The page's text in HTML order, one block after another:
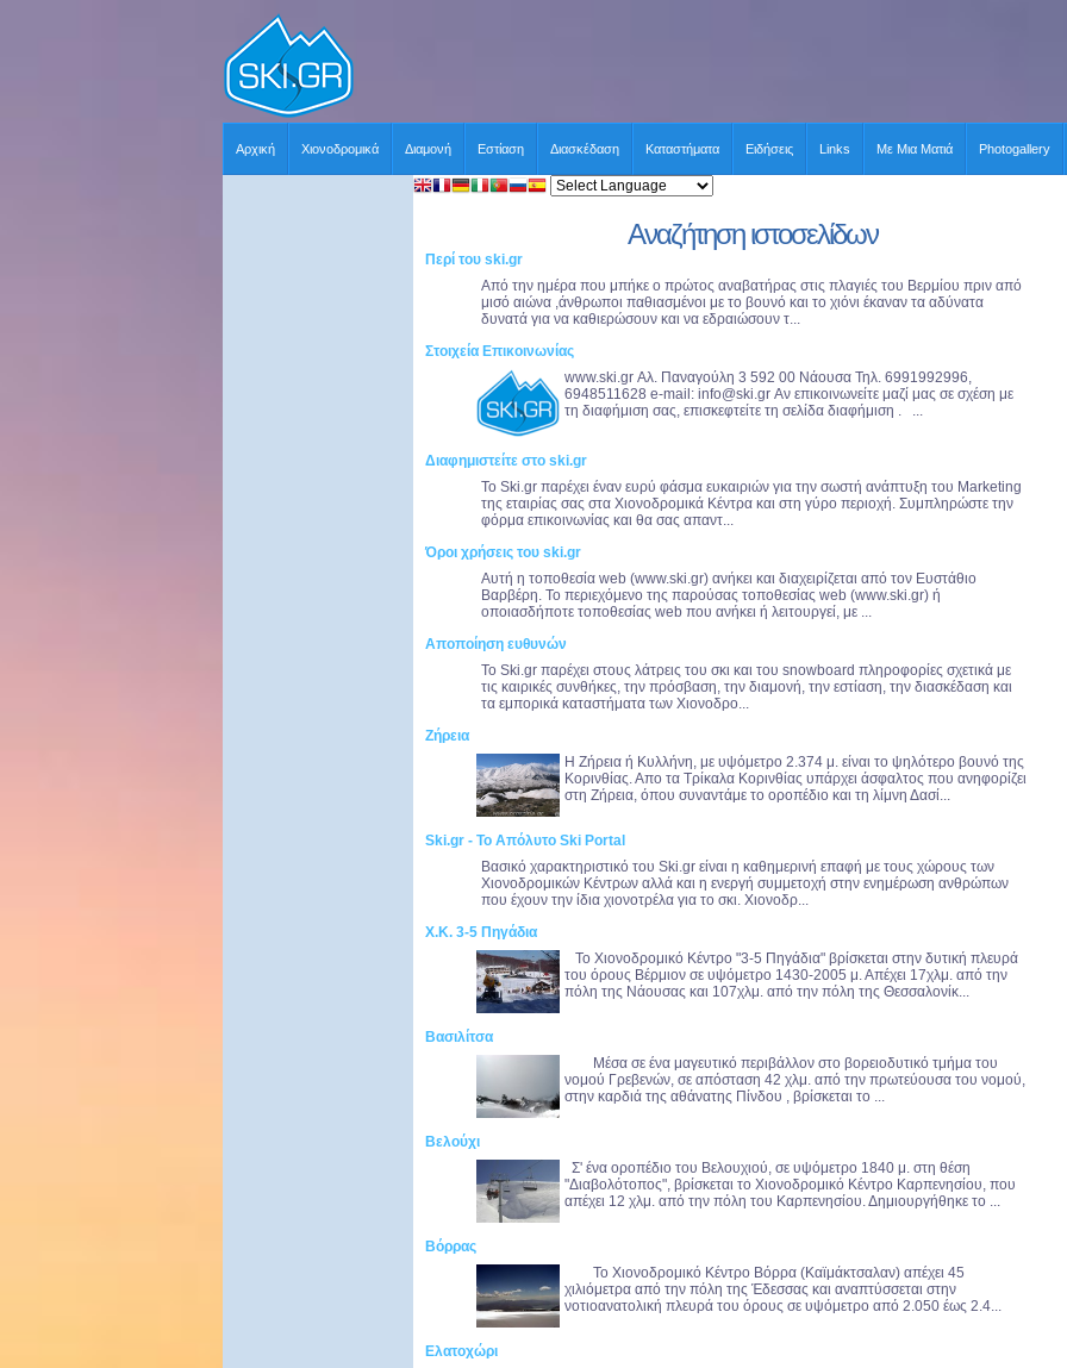
Αρχική Χιονοδρομικά Διαμονή Εστίαση Διασκέδαση Καταστήματα Ειδήσεις Links Με Μια Ματιά Photogallery
Αναζήτηση ιστοσελίδων
Περί του ski.gr
Από την ημέρα που μπήκε ο πρώτος αναβατήρας στις πλαγιές του Βερμίου πριν από
μισό αιώνα ,άνθρωποι παθιασμένοι με το βουνό και το χιόνι έκαναν τα αδύνατα
δυνατά για να καθιερώσουν και να εδραιώσουν τ...
Στοιχεία Επικοινωνίας
www.ski.gr Αλ. Παναγούλη 3 592 00 Νάουσα Τηλ. 6991992996,
6948511628 e-mail: info@ski.gr Αν επικοινωνείτε μαζί μας σε σχέση με
τη διαφήμιση σας, επισκεφτείτε τη σελίδα διαφήμιση . ...
Διαφημιστείτε στο ski.gr
Το Ski.gr παρέχει έναν ευρύ φάσμα ευκαιριών για την σωστή ανάπτυξη του Marketing
της εταιρίας σας στα Χιονοδρομικά Κέντρα και στη γύρο περιοχή. Συμπληρώστε την
φόρμα επικοινωνίας και θα σας απαντ...
Όροι χρήσεις του ski.gr
Αυτή η τοποθεσία web (www.ski.gr) ανήκει και διαχειρίζεται από τον Ευστάθιο
Βαρβέρη. Το περιεχόμενο της παρούσας τοποθεσίας web (www.ski.gr) ή
οποιασδήποτε τοποθεσίας web που ανήκει ή λειτουργεί, με ...
Αποποίηση ευθυνών
Το Ski.gr παρέχει στους λάτρεις του σκι και του snowboard πληροφορίες σχετικά με
τις καιρικές συνθήκες, την πρόσβαση, την διαμονή, την εστίαση, την διασκέδαση και
τα εμπορικά καταστήματα των Χιονοδρο...
Ζήρεια
Η Ζήρεια ή Κυλλήνη, με υψόμετρο 2.374 μ. είναι το ψηλότερο βουνό της
Κορινθίας. Απο τα Τρίκαλα Κορινθίας υπάρχει άσφαλτος που ανηφορίζει
στη Ζήρεια, όπου συναντάμε το οροπέδιο και τη λίμνη Δασί...
Ski.gr - Το Απόλυτο Ski Portal
Βασικό χαρακτηριστικό του Ski.gr είναι η καθημερινή επαφή με τους χώρους των
Χιονοδρομικών Κέντρων αλλά και η ενεργή συμμετοχή στην ενημέρωση ανθρώπων
που έχουν την ίδια χιονοτρέλα για το σκι. Χιονοδρ...
Χ.Κ. 3-5 Πηγάδια
Το Χιονοδρομικό Κέντρο "3-5 Πηγάδια" βρίσκεται στην δυτική πλευρά
του όρους Βέρμιον σε υψόμετρο 1430-2005 μ. Απέχει 17χλμ. από την
πόλη της Νάουσας και 107χλμ. από την πόλη της Θεσσαλονίκ...
Βασιλίτσα
Μέσα σε ένα μαγευτικό περιβάλλον στο βορειοδυτικό τμήμα του
νομού Γρεβενών, σε απόσταση 42 χλμ. από την πρωτεύουσα του νομού,
στην καρδιά της αθάνατης Πίνδου , βρίσκεται το ...
Βελούχι
Σ' ένα οροπέδιο του Βελουχιού, σε υψόμετρο 1840 μ. στη θέση
"Διαβολότοπος", βρίσκεται το Χιονοδρομικό Κέντρο Καρπενησίου, που
απέχει 12 χλμ. από την πόλη του Καρπενησίου. Δημιουργήθηκε το ...
Βόρρας
Το Χιονοδρομικό Κέντρο Βόρρα (Καϊμάκτσαλαν) απέχει 45
χιλιόμετρα από την πόλη της Έδεσσας και αναπτύσσεται στην
νοτιοανατολική πλευρά του όρους σε υψόμετρο από 2.050 έως 2.4...
Ελατοχώρι